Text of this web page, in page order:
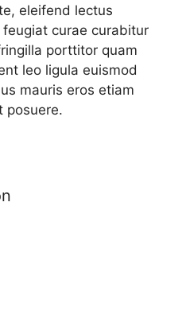
eleifend lectus
curae curabitur
porttitor quam
leo ligula euismod
mauris eros etiam
posuere.